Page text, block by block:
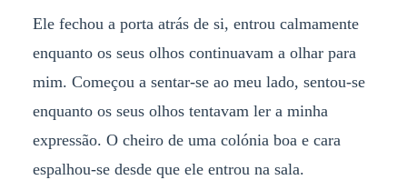
Ele fechou a porta atrás de si, entrou calmamente
enquanto os seus olhos continuavam a olhar para
mim. Começou a sentar-se ao meu lado, sentou-se
enquanto os seus olhos tentavam ler a minha
expressão. O cheiro de uma colónia boa e cara
espalhou-se desde que ele entrou na sala.